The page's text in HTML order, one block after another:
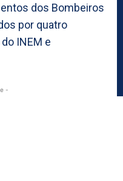
dos Bombeiros
por quatro
INEM e
-